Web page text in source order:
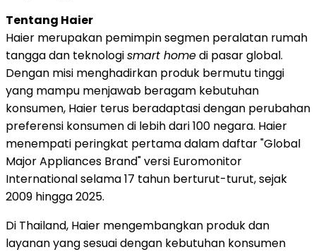
Tentang Haier
Haier merupakan pemimpin segmen peralatan rumah
tangga dan teknologismart homedi pasar global.
Dengan misi menghadirkan produk bermutu tinggi
yang mampu menjawab beragam kebutuhan
konsumen, Haier terus beradaptasi dengan perubahan
preferensi konsumen di lebih dari 100 negara. Haier
menempati peringkat pertama dalam daftar "Global
Major Appliances Brand" versi Euromonitor
International selama 17 tahun berturut-turut, sejak
2009 hingga 2025.
Di Thailand, Haier mengembangkan produk dan
layanan yang sesuai dengan kebutuhan konsumen